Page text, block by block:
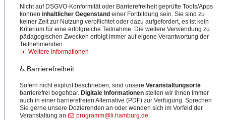
Nicht auf DSGVO-Konformität oder Barrierefreiheit geprüfte Tools/Apps
können inhaltlicher Gegenstand einer Fortbildung sein. Sie sind zu
keiner Zeit zur Nutzung verpflichtet oder dazu aufgefordert, es ist kein
Kriterium für eine erfolgreiche Teilnahme. Die weitere Verwendung zu
pädagogischen Zwecken erfolgt immer auf eigene Verantwortung der
Teilnehmenden.
Weitere Informationen
♿ Barrierefreiheit
Sofern nicht explizit beschrieben, sind unsere Veranstaltungsorte
barrierefrei begehbar. Digitale Informationen stellen wir ihnen immer
auch in einer barrierefreien Alternative (PDF) zur Verfügung. Sprechen
Sie gerne unsere Dozierenden an oder wenden sich im Vorfeld der
Veranstaltung an
programm@li.hamburg.de.